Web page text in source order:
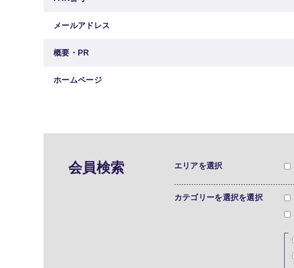
メールアドレス
概要・PR
ホームページ
会員検索 エリアを選択
カテゴリーを選択を選択